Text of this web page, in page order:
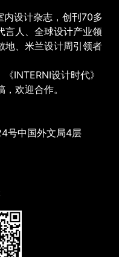
内设计杂志，创刊70多
言人、全球设计产业领
地、米兰设计周引领者
INTERNI设计时代》
欢迎合作。
号中国外文局4层